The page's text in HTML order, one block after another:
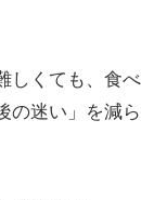
しくても、食
の迷い」を減